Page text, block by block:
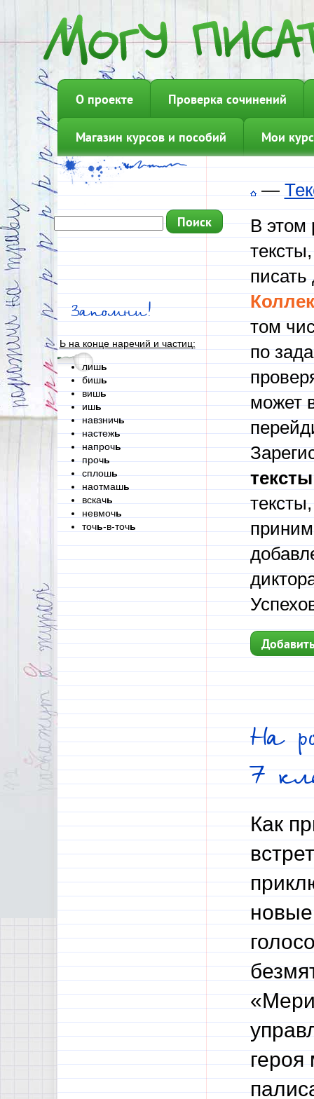
О проекте Проверка сочинений
Магазин курсов и пособий Мои
Запомни!
Ь на конце наречий и частиц:
лишь
бишь
вишь
ишь
навзничь
настежь
напрочь
прочь
сплошь
наотмашь
вскачь
невмочь
точь-в-точь
—
В этом
писать
том
по
может
тексты
На
7
Как
новые
героя